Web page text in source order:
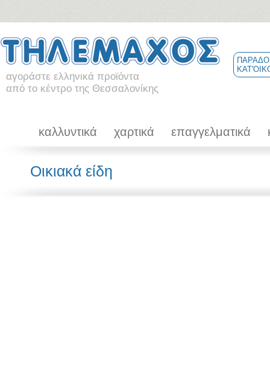
αγοράστε ελληνικά προϊόντα
από το κέντρο της Θεσσαλονίκης
καλλυντικά χαρτικά επαγγελματικά
Οικιακά είδη